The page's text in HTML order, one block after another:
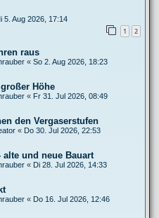
5. Aug 2026, 17:14
1 2
raus
« So 2. Aug 2026, 18:23
Höhe
« Fr 31. Jul 2026, 08:49
den Vergaserstufen
« Do 30. Jul 2026, 22:53
und neue Bauart
« Di 28. Jul 2026, 14:33
« Do 16. Jul 2026, 12:46